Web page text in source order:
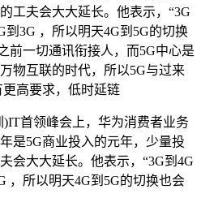
工夫会大大延长。他表示，“3G
到3G ，所以明天4G到5G的切换
前一切通讯衔接人，而5G中心是
物互联的时代，所以5G与过来
高要求，低时延链
首领峰会上，华为消费者业务
是5G商业投入的元年，少量投
会大大延长。他表示，“3G到4G
，所以明天4G到5G的切换也会